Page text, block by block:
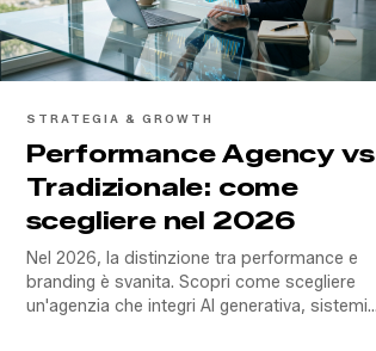
STRATEGIA & GROWTH
Performance Agency vs
Tradizionale: come
scegliere nel 2026
Nel 2026, la distinzione tra performance e
branding è svanita. Scopri come scegliere
un'agenzia che integri AI generativa, sistemi